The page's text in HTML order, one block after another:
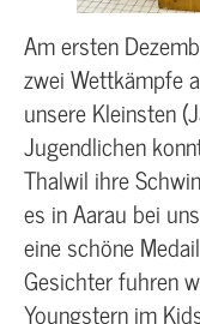
Am ersten
zwei Wettkämpfe
unsere Kleinsten
Jugendlichen
Thalwil ihre
es in Aarau bei
eine schöne
Gesichter fuhren
Youngstern im